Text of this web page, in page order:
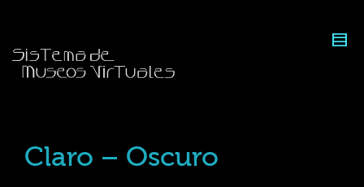
Claro – Oscuro